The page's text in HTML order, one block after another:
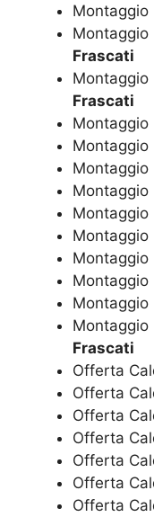
Montaggio
Montaggio
Frascati
Montaggio
Frascati
Montaggio
Montaggio
Montaggio
Montaggio
Montaggio
Montaggio
Montaggio
Montaggio
Montaggio
Montaggio
Frascati
Offerta
Offerta
Offerta
Offerta
Offerta
Offerta
Offerta